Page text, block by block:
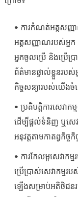
• ការកំណត់អត្តសញ្ញ
អត្តសញ្ញាណរបស់អ្នក
អ្នកចូលប្រើ និងប្រើប្
ព័ត៌មានផ្ទាល់ខ្លួនរបស់
កិច្ចសន្យារបស់យើងចំព
• ប្រតិបត្តិការសេវាក
ដើម្បីផ្តល់ទំនិញ ឬសេវ
អនុវត្តតាមកាតព្វកិច្
• ការកែលម្អសេវាក
ប្រើប្រាស់សេវាកម្ម
ឡើងសម្រាប់អតិថិជន